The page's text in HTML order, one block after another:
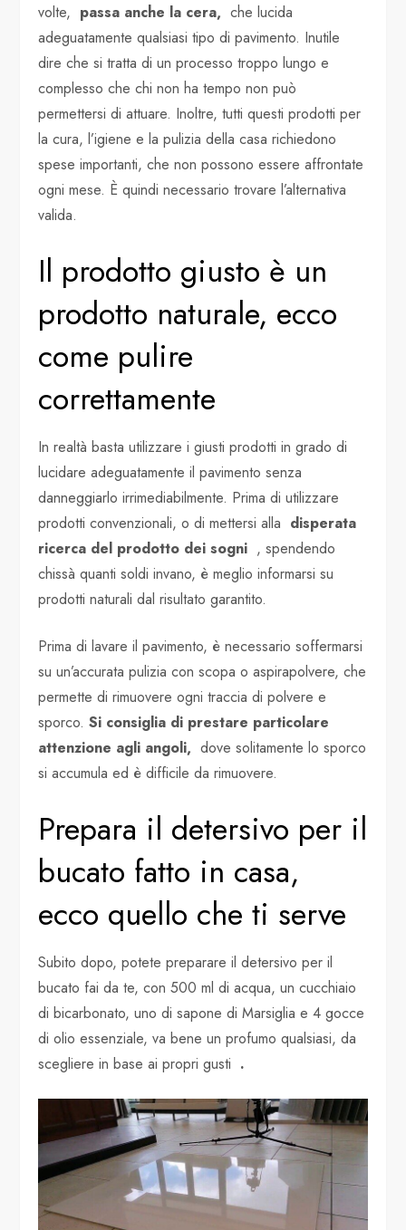
volte, passa anche la cera, che lucida
adeguatamente qualsiasi tipo di pavimento. Inutile
dire che si tratta di un processo troppo lungo e
complesso che chi non ha tempo non può
permettersi di attuare. Inoltre, tutti questi prodotti per
la cura, l’igiene e la pulizia della casa richiedono
spese importanti, che non possono essere affrontate
ogni mese. È quindi necessario trovare l’alternativa
valida.
Il prodotto giusto è un
prodotto naturale, ecco
come pulire
correttamente
In realtà basta utilizzare i giusti prodotti in grado di
lucidare adeguatamente il pavimento senza
danneggiarlo irrimediabilmente. Prima di utilizzare
prodotti convenzionali, o di mettersi alla disperata
ricerca del prodotto dei sogni , spendendo
chissà quanti soldi invano, è meglio informarsi su
prodotti naturali dal risultato garantito.
Prima di lavare il pavimento, è necessario soffermarsi
su un’accurata pulizia con scopa o aspirapolvere, che
permette di rimuovere ogni traccia di polvere e
sporco.Si consiglia di prestare particolare
attenzione agli angoli, dove solitamente lo sporco
si accumula ed è difficile da rimuovere.
Prepara il detersivo per il
bucato fatto in casa,
ecco quello che ti serve
Subito dopo, potete preparare il detersivo per il
bucato fai da te, con 500 ml di acqua, un cucchiaio
di bicarbonato, uno di sapone di Marsiglia e 4 gocce
di olio essenziale, va bene un profumo qualsiasi, da
scegliere in base ai propri gusti .